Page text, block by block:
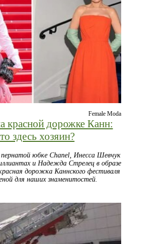
Female Moda
красной дорожке Канн:
здесь хозяин?
юбке Chanel, Инесса Шевчук
и Надежда Стрелец в образе
дорожка Каннского фестиваля
для наших знаменитостей.